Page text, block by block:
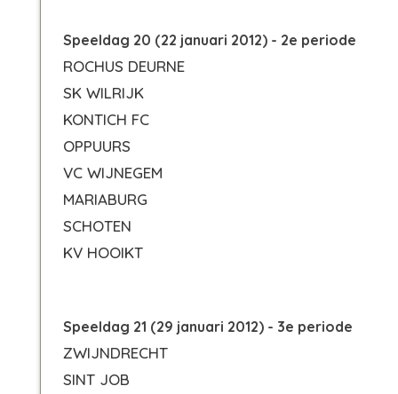
Speeldag 20 (22 januari 2012) - 2e periode
ROCHUS DEURNE
SK WILRIJK
KONTICH FC
OPPUURS
VC WIJNEGEM
MARIABURG
SCHOTEN
KV HOOIKT
Speeldag 21 (29 januari 2012) - 3e periode
ZWIJNDRECHT
SINT JOB